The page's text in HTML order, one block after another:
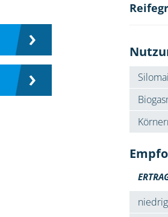
niedrig